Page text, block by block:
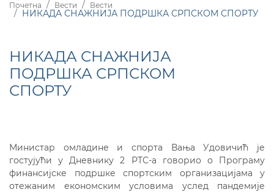
Почетна Вести Вести
НИКАДА СНАЖНИЈА ПОДРШКА СРПСКОМ СПОРТУ
НИКАДА СНАЖНИЈА
ПОДРШКА СРПСКОМ
СПОРТУ
Министар омладине и спорта Вања Удовичић је
гостујући у Дневнику 2 РТС-а говорио о Програму
финансијске подршке спортским организацијама у
отежаним економским условима услед пандемије